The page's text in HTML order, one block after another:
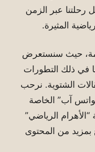
رحلتنا عبر الزمن
المثيرة.​
حيث سنستعرض
في ذلك التطورات
الشتوية. نرحب
آب” الخاصة
“الأهرام الرياضي”
بمزيد من المحتوى